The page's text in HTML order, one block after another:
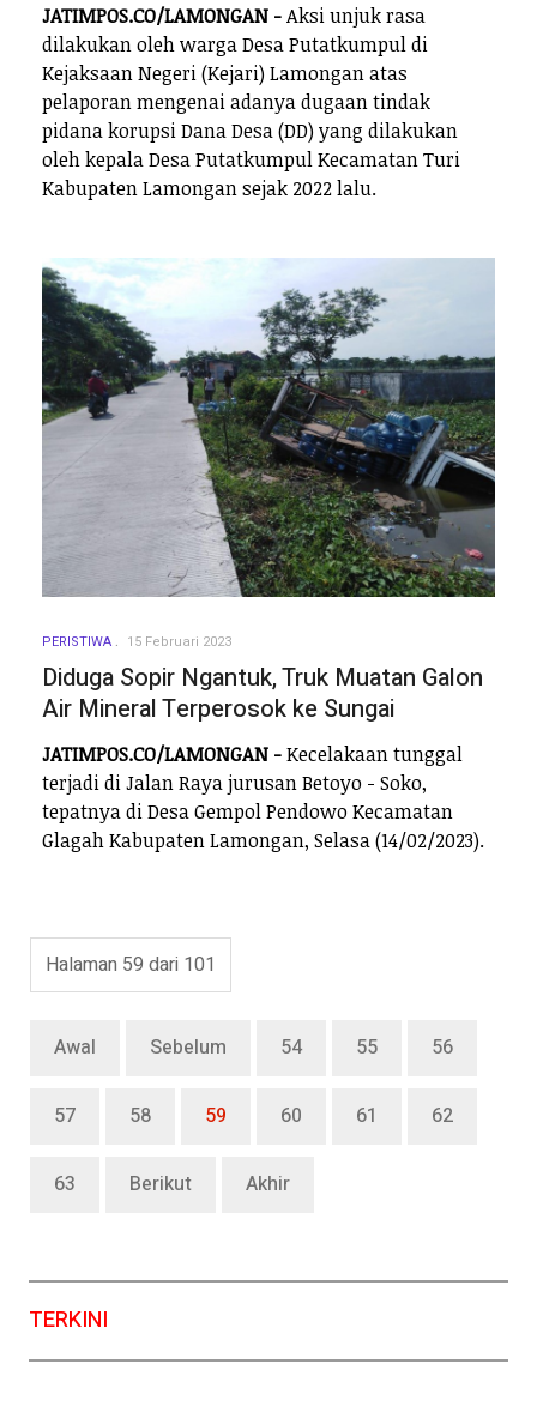
JATIMPOS.CO/LAMONGAN -Aksi unjuk rasa
dilakukan oleh warga Desa Putatkumpul di
Kejaksaan Negeri (Kejari) Lamongan atas
pelaporan mengenai adanya dugaan tindak
pidana korupsi Dana Desa (DD) yang dilakukan
oleh kepala Desa Putatkumpul Kecamatan Turi
Kabupaten Lamongan sejak 2022 lalu.
PERISTIWA 15 Februari 2023
Diduga Sopir Ngantuk, Truk Muatan Galon
Air Mineral Terperosok ke Sungai
JATIMPOS.CO/LAMONGAN -Kecelakaan tunggal
terjadi di Jalan Raya jurusan Betoyo - Soko,
tepatnya di Desa Gempol Pendowo Kecamatan
Glagah Kabupaten Lamongan, Selasa (14/02/2023).
Halaman 59 dari 101
Awal Sebelum 54 55 56
57 58 59 60 61 62
63 Berikut Akhir
TERKINI